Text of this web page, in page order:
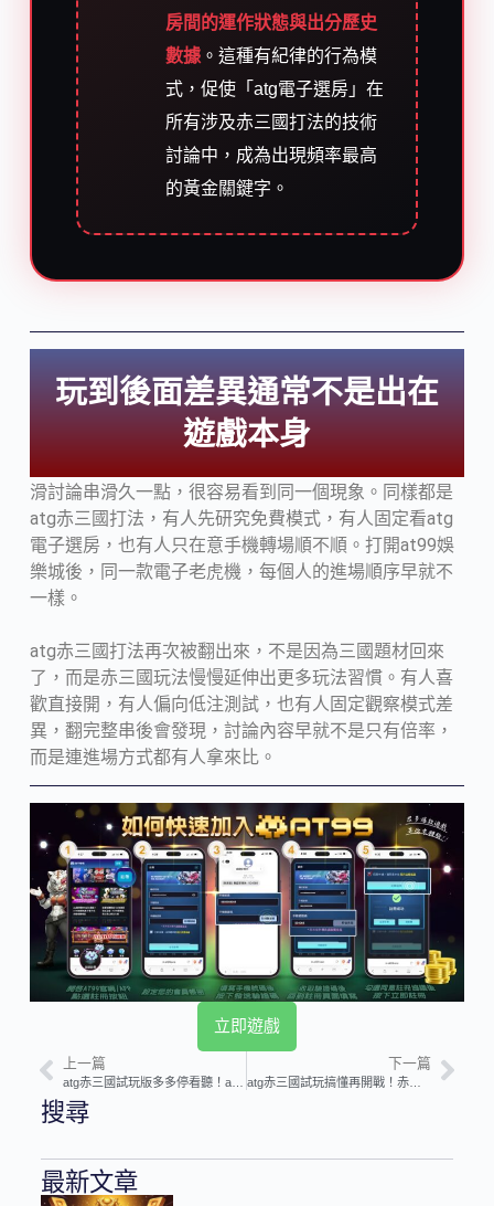
房間的運作狀態與出分歷史
數據。這種有紀律的行為模
式，促使「atg電子選房」在
所有涉及赤三國打法的技術
討論中，成為出現頻率最高
的黃金關鍵字。
玩到後面差異通常不是出在
遊戲本身
滑討論串滑久一點，很容易看到同一個現象。同樣都是
atg赤三國打法，有人先研究免費模式，有人固定看atg
電子選房，也有人只在意手機轉場順不順。打開at99娛
樂城後，同一款電子老虎機，每個人的進場順序早就不
一樣。
atg赤三國打法再次被翻出來，不是因為三國題材回來
了，而是赤三國玩法慢慢延伸出更多玩法習慣。有人喜
歡直接開，有人偏向低注測試，也有人固定觀察模式差
異，翻完整串後會發現，討論內容早就不是只有倍率，
而是連進場方式都有人拿來比。
立即遊戲
上一篇
atg赤三國試玩版多多停看聽！at99娛樂城實測赤三國免費試玩值不值得投入
下一篇
搜尋
最新文章